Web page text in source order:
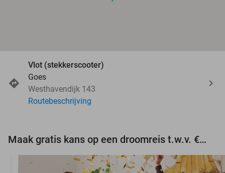
Vlot (stekkerscooter)
Goes
Westhavendijk 143
Routebeschrijving
Maak gratis kans op een droomreis t.w.v. €3.000!